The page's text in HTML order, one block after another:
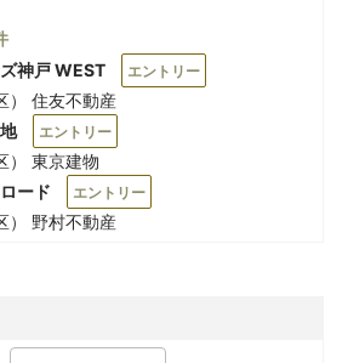
神戸 WEST
エントリー
） 住友不動産
エントリー
） 東京建物
ード
エントリー
） 野村不動産